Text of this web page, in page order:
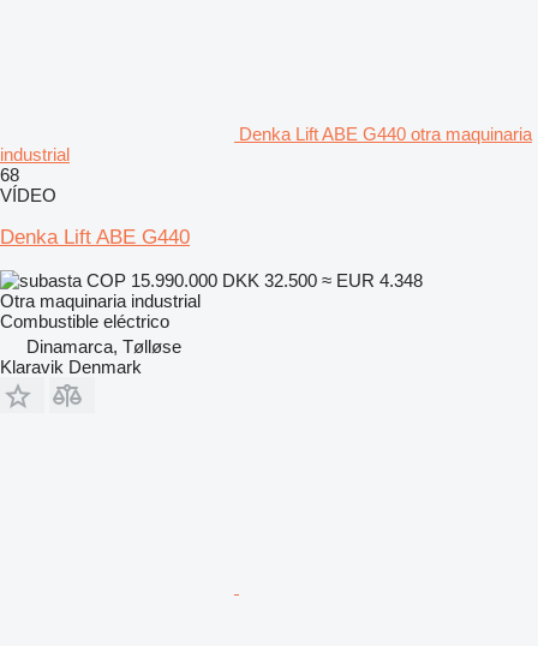
Denka Lift ABE G440 otra maquinaria
industrial
68
VÍDEO
Denka Lift ABE G440
COP 15.990.000 DKK 32.500 ≈ EUR 4.348
Otra maquinaria industrial
Combustible eléctrico
Dinamarca, Tølløse
Klaravik Denmark